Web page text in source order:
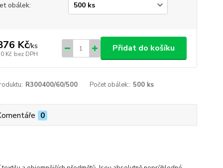
obálek:
Kč/ks
Kč bez DPH
Přidat do košíku
R300400/60/500 Počet obálek:: 500 ks
0